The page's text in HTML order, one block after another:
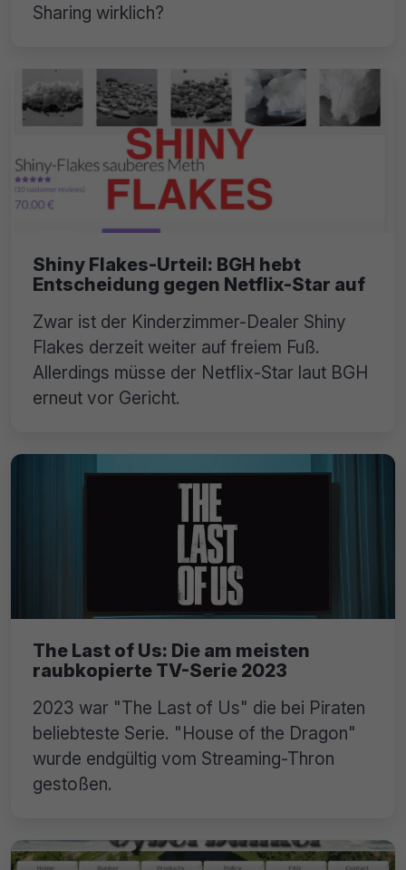
Sharing wirklich?
Shiny Flakes-Urteil: BGH hebt
Entscheidung gegen Netflix-Star auf
Zwar ist der Kinderzimmer-Dealer Shiny
Flakes derzeit weiter auf freiem Fuß.
Allerdings müsse der Netflix-Star laut BGH
erneut vor Gericht.
The Last of Us: Die am meisten
raubkopierte TV-Serie 2023
2023 war "The Last of Us" die bei Piraten
beliebteste Serie. "House of the Dragon"
wurde endgültig vom Streaming-Thron
gestoßen.